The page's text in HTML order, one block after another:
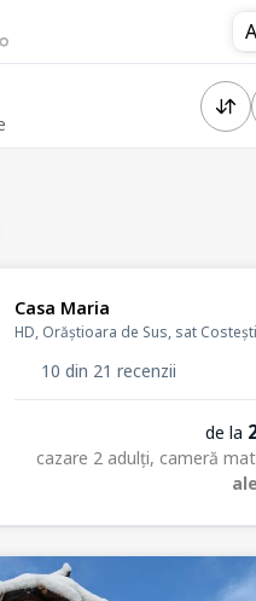
Casa Maria
HD, Orăștioara de Sus, sat Costești
10 din 21 recenzii
de la
cazare 2 adulți, cameră